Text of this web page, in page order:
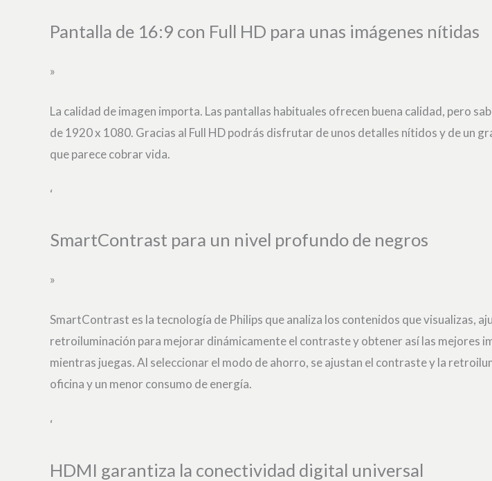
Pantalla de 16:9 con Full HD para unas imágenes nítidas
»
La calidad de imagen importa. Las pantallas habituales ofrecen buena calidad, pero
de 1920 x 1080. Gracias al Full HD podrás disfrutar de unos detalles nítidos y de un
que parece cobrar vida.
‘
SmartContrast para un nivel profundo de negros
»
SmartContrast es la tecnología de Philips que analiza los contenidos que visualizas,
retroiluminación para mejorar dinámicamente el contraste y obtener así las mejores
mientras juegas. Al seleccionar el modo de ahorro, se ajustan el contraste y la
oficina y un menor consumo de energía.
‘
HDMI garantiza la conectividad digital universal